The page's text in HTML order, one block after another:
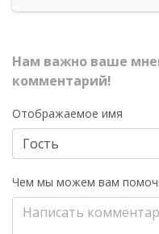
Нам важно ваше
комментарий!
Отображаемое имя
Чем мы можем вам